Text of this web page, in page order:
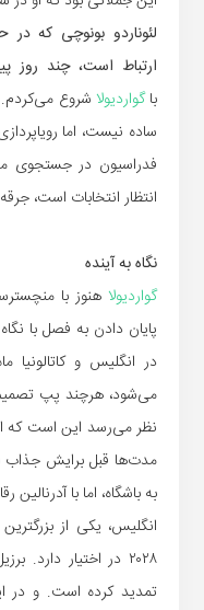
لئوناردو بونوچی که
ارتباط است، چند
باگواردیولا شروع می‌کردم.
ساده نیست، اما
فدراسیون در جستجوی
انتظار انتخابات است،
نگاه به آینده
گواردیولا هنوز با
پایان دادن به فصل با
در انگلیس و
می‌شود، هرچند پپ
نظر می‌رسد این است که
مدت‌ها قبل برایش جذاب
به باشگاه، اما با آدرنالین
انگلیس، یکی از
تمدید کرده است. و در